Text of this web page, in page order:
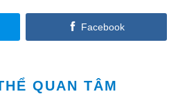
Facebook
QUAN TÂM